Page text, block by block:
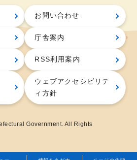
お問い合わせ
庁舎案内
RSS利用案内
ウェブアクセシビリテ
ィ方針
Government. All Rights